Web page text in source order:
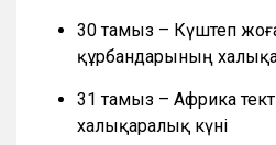
30 тамыз – Күштеп
құрбандарының
31 тамыз – Африка
халықаралық күні